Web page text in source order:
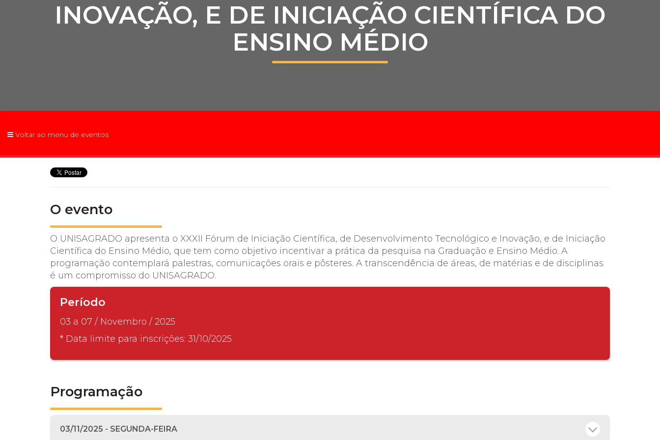
2ª Graduação
Reingresso
Calendário acadêmico
UATI
INOVAÇÃO, E DE INICIAÇÃO CIENTÍFICA DO
ENSINO MÉDIO
Voltar ao menu de eventos
O evento
O UNISAGRADO apresenta o XXXII Fórum de Iniciação Científica, de Desenvolvimento Tecnológico e Inovação, e de Iniciação
Científica do Ensino Médio, que tem como objetivo incentivar a prática da pesquisa na Graduação e Ensino Médio. A
programação contemplará palestras, comunicações orais e pôsteres. A transcendência de áreas, de matérias e de disciplinas
é um compromisso do UNISAGRADO.
Período
03 a 07 / Novembro / 2025
* Data limite para inscrições: 31/10/2025
Programação
03/11/2025 - SEGUNDA-FEIRA